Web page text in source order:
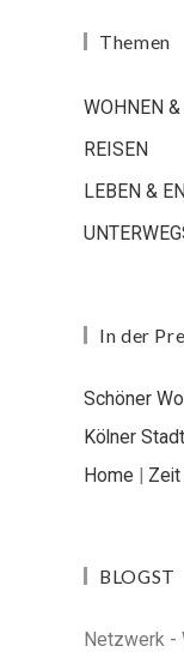
Themen
WOHNEN
REISEN
LEBEN &
In der
Schöner
Kölner
Home | Zeit
BLOGST
Netzwerk -